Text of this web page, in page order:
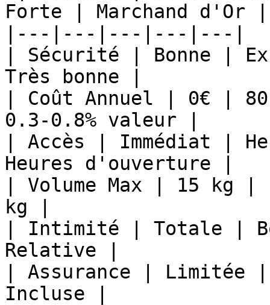
Forte | Marchand d'Or |
|---|---|---|---|---|
| Sécurité | Bonne |
Très bonne |
| Coût Annuel | 0€ |
0.3-0.8% valeur |
| Accès | Immédiat |
Heures d'ouverture |
| Volume Max | 15
kg |
| Intimité | Totale |
Relative |
| Assurance |
Incluse |